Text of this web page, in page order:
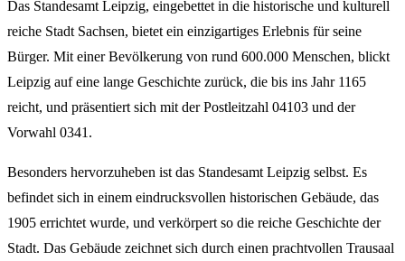
Das Standesamt Leipzig, eingebettet in die historische und kulturell
reiche Stadt Sachsen, bietet ein einzigartiges Erlebnis für seine
Bürger. Mit einer Bevölkerung von rund 600.000 Menschen, blickt
Leipzig auf eine lange Geschichte zurück, die bis ins Jahr 1165
reicht, und präsentiert sich mit der Postleitzahl 04103 und der
Vorwahl 0341.
Besonders hervorzuheben ist das Standesamt Leipzig selbst. Es
befindet sich in einem eindrucksvollen historischen Gebäude, das
1905 errichtet wurde, und verkörpert so die reiche Geschichte der
Stadt. Das Gebäude zeichnet sich durch einen prachtvollen Trausaal